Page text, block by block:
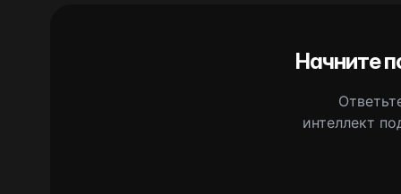
Начните
интеллект